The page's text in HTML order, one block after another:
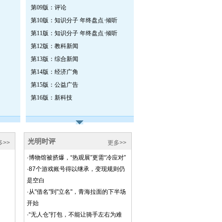
第09版：评论
第10版：知识分子 年终盘点·倾听
第11版：知识分子 年终盘点·倾听
第12版：教科新闻
第13版：综合新闻
第14版：经济广角
第15版：公益广告
第16版：新科技